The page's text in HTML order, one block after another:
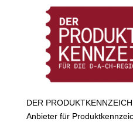
DER
Anbieter für